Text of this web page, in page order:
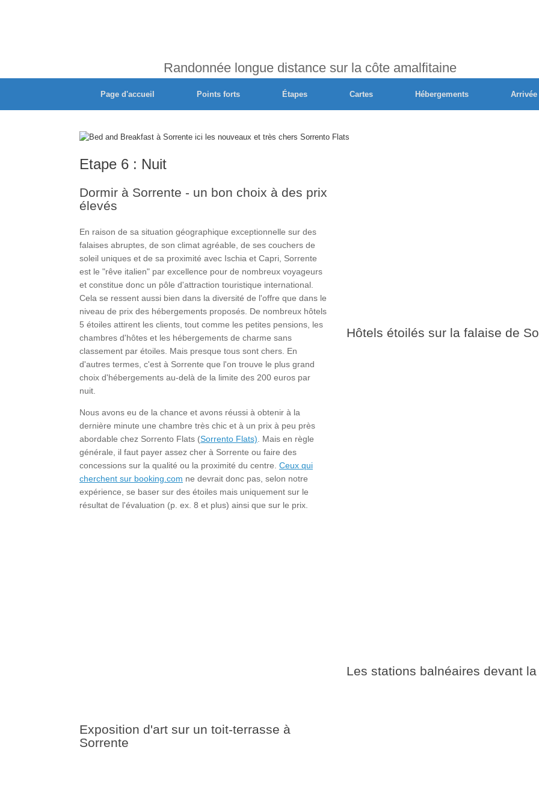
Randonnée longue distance sur la côte amalfitaine
Page d'accueil Points forts Étapes Cartes Hébergements Arrivée
Etape 6 : Nuit
Dormir à Sorrente - un bon choix à des prix
élevés
En raison de sa situation géographique exceptionnelle sur des
falaises abruptes, de son climat agréable, de ses couchers de
soleil uniques et de sa proximité avec Ischia et Capri, Sorrente
est le "rêve italien" par excellence pour de nombreux voyageurs
et constitue donc un pôle d'attraction touristique international.
Cela se ressent aussi bien dans la diversité de l'offre que dans le
niveau de prix des hébergements proposés. De nombreux hôtels
5 étoiles attirent les clients, tout comme les petites pensions, les
chambres d'hôtes et les hébergements de charme sans
classement par étoiles. Mais presque tous sont chers. En
d'autres termes, c'est à Sorrente que l'on trouve le plus grand
choix d'hébergements au-delà de la limite des 200 euros par
nuit.
Nous avons eu de la chance et avons réussi à obtenir à la
dernière minute une chambre très chic et à un prix à peu près
abordable chez Sorrento Flats (Sorrento Flats) . Mais en règle
générale, il faut payer assez cher à Sorrente ou faire des
concessions sur la qualité ou la proximité du centre. Ceux qui
cherchent sur booking.com ne devrait donc pas, selon notre
expérience, se baser sur des étoiles mais uniquement sur le
résultat de l'évaluation (p. ex. 8 et plus) ainsi que sur le prix.
Exposition d'art sur un toit-terrasse à
Sorrente
Hôtels étoilés sur la falaise de
Les stations balnéaires devant